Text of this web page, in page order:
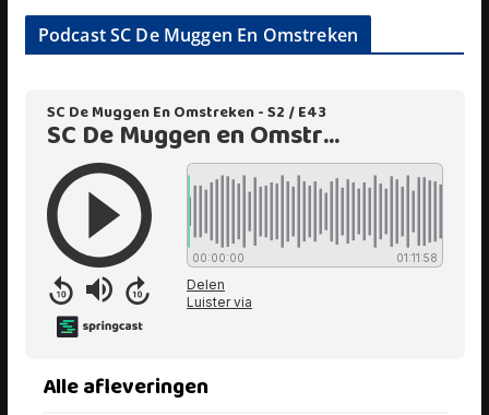
Podcast SC De Muggen En Omstreken